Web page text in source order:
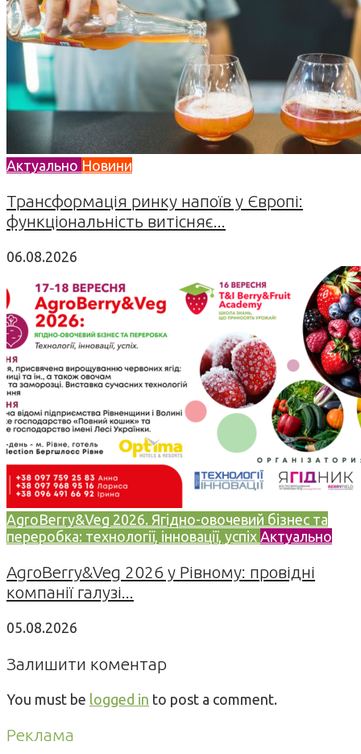
Актуально Новини
Трансформація ринку напоїв у Європі:
функціональність витісняє...
06.08.2026
AgroBerry&Veg 2026. Ягідно-овочевий бізнес та
переробка: технології, інновації, успіх Актуально
AgroBerry&Veg 2026 у Рівному: провідні
компанії галузі...
05.08.2026
Залишити коментар
You must be logged in to post a comment.
Реклама